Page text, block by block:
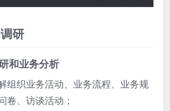
研
和业务分析
组织业务活动、业务流程、业务规
卷、访谈活动；